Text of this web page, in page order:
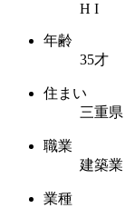
H I
年齢
35才
住まい
三重県
職業
建築業
業種